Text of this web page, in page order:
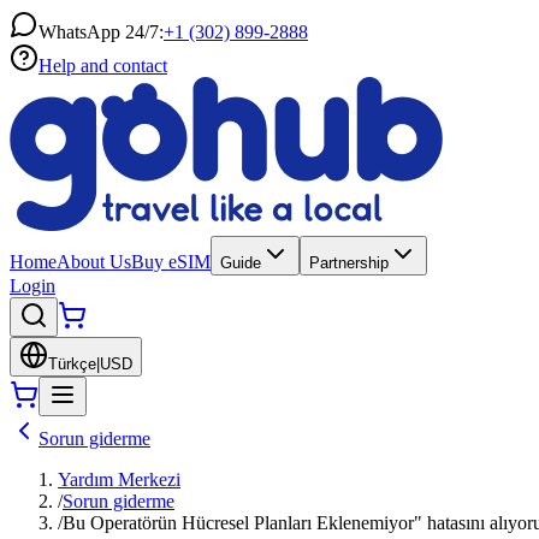
WhatsApp 24/7:+1 (302) 899-2888
Help and contact
HomeAbout UsBuy eSIM Guide Partnership
Login
Türkçe USD
Sorun giderme
Yardım Merkezi
/Sorun giderme
/Bu Operatörün Hücresel Planları Eklenemiyor" hatasını